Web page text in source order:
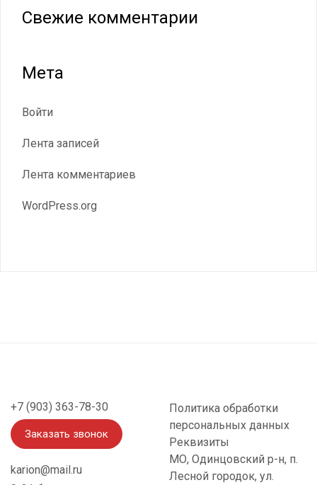
записям
Свежие комментарии
Мета
Войти
Лента записей
Лента комментариев
WordPress.org
+7 (903) 363-78-30
Заказать звонок
karion@mail.ru
Политика обработки
персональных данных
Реквизиты
МО, Одинцовский р-н, п.
Лесной городок, ул.